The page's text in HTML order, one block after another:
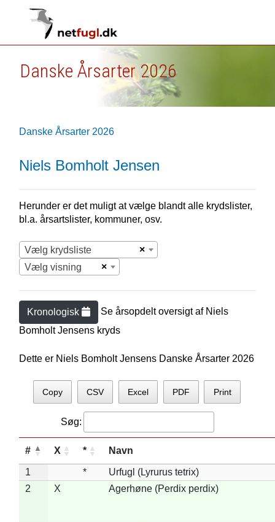
Danske Årsarter 2026
Danske Årsarter 2026
Niels Bomholt Jensen
Herunder er det muligt at vælge blandt alle krydslister,
bl.a. årsartslister, kommuner, osv.
×
Vælg krydsliste
×
Vælg visning
Kronologisk Se årsopdelt oversigt af Niels
Bomholt Jensens kryds
Dette er Niels Bomholt Jensens Danske Årsarter 2026
Copy CSV Excel PDF Print
Søg:
# X * Navn
1 *
Urfugl (Lyrurus tetrix)
2
X Agerhøne (Perdix perdix)